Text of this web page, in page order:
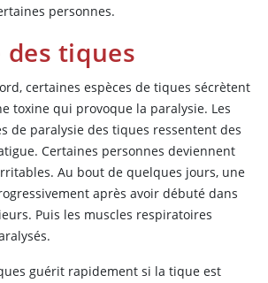
personnes.
des tiques
certaines espèces de tiques sécrètent
toxine qui provoque la paralysie. Les
de paralysie des tiques ressentent des
Certaines personnes deviennent
Au bout de quelques jours, une
après avoir débuté dans
Puis les muscles respiratoires
guérit rapidement si la tique est